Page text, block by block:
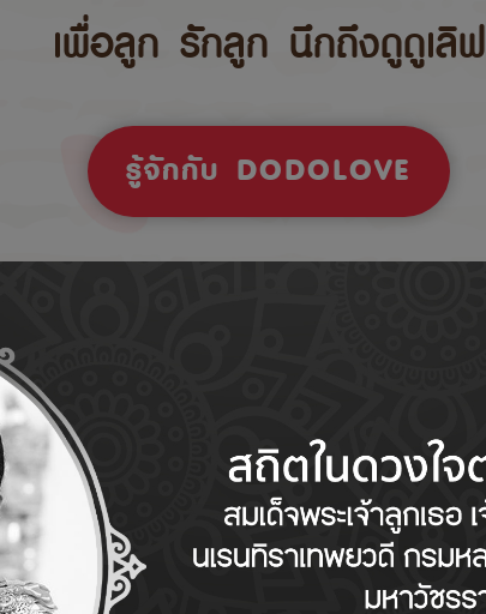
เพื่อลูก รักลูก นึกถึงดูดูเลิฟ
รู้จักกับ DODOLOVE
Tips